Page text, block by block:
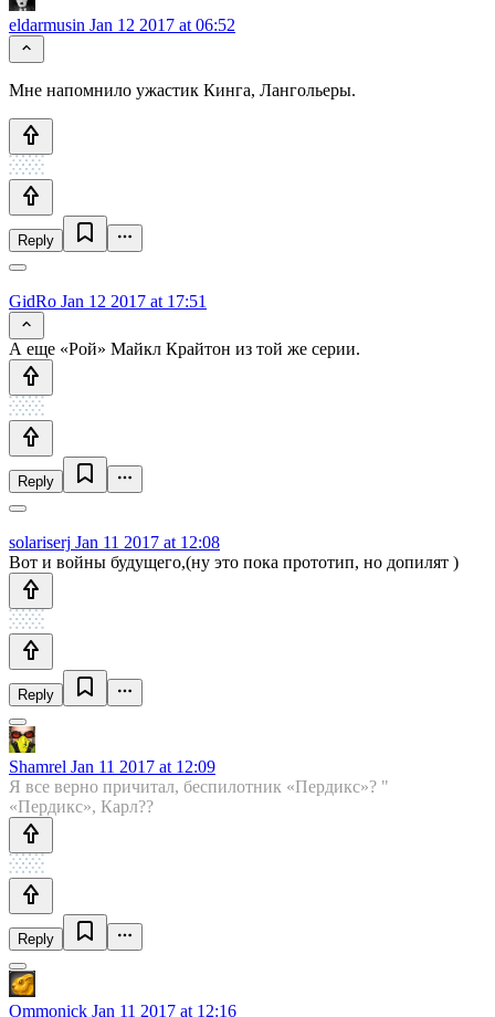
eldarmusin Jan 12 2017 at 06:52
Мне напомнило ужастик Кинга, Лангольеры.
Reply
GidRo Jan 12 2017 at 17:51
А еще «Рой» Майкл Крайтон из той же серии.
Reply
solariserj Jan 11 2017 at 12:08
Вот и войны будущего,(ну это пока прототип, но допилят )
Reply
Shamrel Jan 11 2017 at 12:09
Я все верно причитал, беспилотник «Пердикс»? "
«Пердикс», Карл??
Reply
Ommonick Jan 11 2017 at 12:16